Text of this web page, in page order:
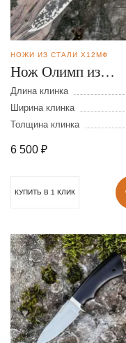
НОЖИ ИЗ СТАЛИ Х12МФ
Нож Олимп из
кованной стали
Х12МФ
Длина клинка
Ширина клинка
Толщина клинка
6 500 ₽
КУПИТЬ В 1 КЛИК